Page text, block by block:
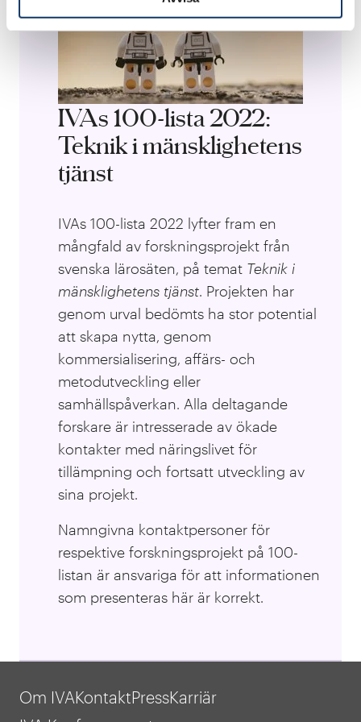
IVAs 100-lista 2022:
Teknik i mänsklighetens
tjänst
IVAs 100-lista 2022 lyfter fram en
mångfald av forskningsprojekt från
svenska lärosäten, på temat Teknik i
mänsklighetens tjänst. Projekten har
genom urval bedömts ha stor potential
att skapa nytta, genom
kommersialisering, affärs- och
metodutveckling eller
samhällspåverkan. Alla deltagande
forskare är intresserade av ökade
kontakter med näringslivet för
tillämpning och fortsatt utveckling av
sina projekt.
Namngivna kontaktpersoner för
respektive forskningsprojekt på 100-
listan är ansvariga för att informationen
som presenteras här är korrekt.
Om IVAKontaktPressKarriär